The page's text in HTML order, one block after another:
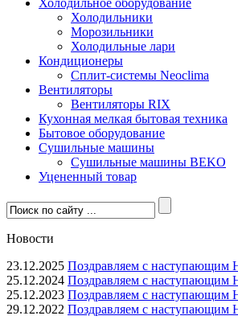
Холодильное оборудование
Холодильники
Морозильники
Холодильные лари
Кондиционеры
Сплит-системы Neoclima
Вентиляторы
Вентиляторы RIX
Кухонная мелкая бытовая техника
Бытовое оборудование
Сушильные машины
Сушильные машины BEKO
Уцененный товар
Новости
23.12.2025 Поздравляем с наступающим
25.12.2024 Поздравляем с наступающим
25.12.2023 Поздравляем с наступающим
29.12.2022 Поздравляем с наступающим